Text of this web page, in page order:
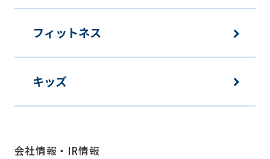
フィットネス
キッズ
会社情報・IR情報